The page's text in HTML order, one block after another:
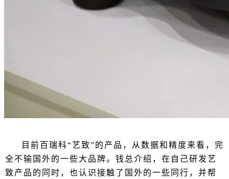
目前百瑞科“艺致”的产品，从数据和精度来看，完
全不输国外的一些大品牌。钱总介绍，在自己研发艺
致产品的同时，也认识接触了国外的一些同行，并帮